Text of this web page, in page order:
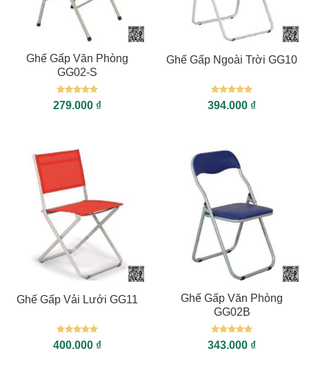
Ghế Gấp Văn Phòng
GG02-S
Được xếp
hạng55
279.000 ₫
Ghế Gấp Ngoài Trời GG10
Được xếp
hạng55
394.000 ₫
Ghế Gấp Vải Lưới GG11
Được xếp
hạng55
400.000 ₫
Ghế Gấp Văn Phòng
GG02B
Được xếp
hạng55
343.000 ₫